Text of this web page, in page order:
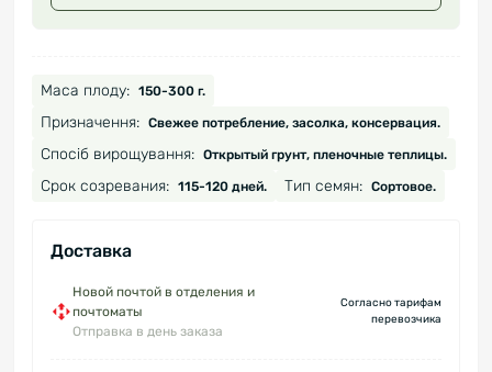
Маса плоду: 150-300 г.
Призначення: Свежее потребление, засолка, консервация.
Спосіб вирощування: Открытый грунт, пленочные теплицы.
Срок созревания: 115-120 дней. Тип семян: Сортовое.
Доставка
Новой почтой в отделения и
почтоматы
Отправка в день заказа
Согласно тарифам
перевозчика